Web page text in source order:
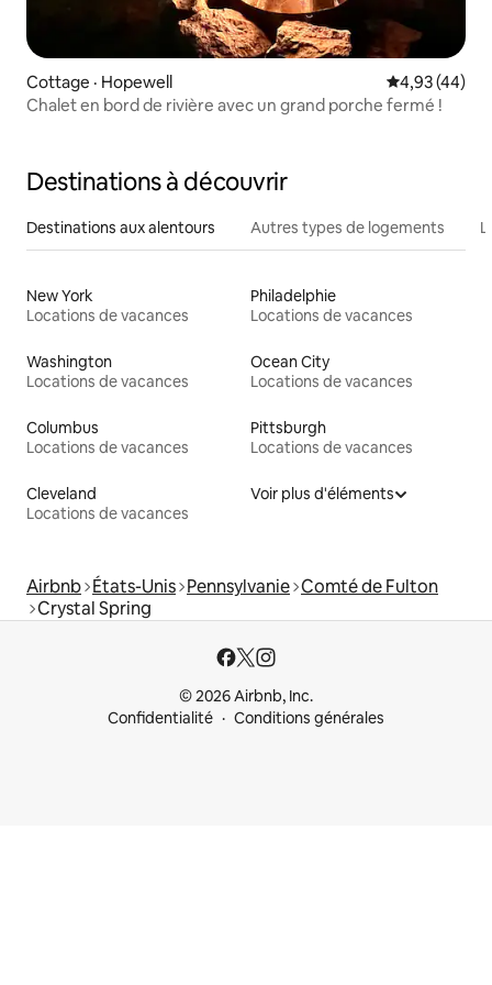
Cottage · Hopewell Note
4,93 (44)
Chalet en bord de rivière avec un grand porche fermé !
Destinations à découvrir
Destinations aux alentours Autres types de logements
New York
Locations de vacances
Philadelphie
Locations de vacances
Washington
Locations de vacances
Ocean City
Locations de vacances
Columbus
Locations de vacances
Pittsburgh
Locations de vacances
Cleveland
Locations de vacances
Voir plus d'éléments
Airbnb États-Unis Pennsylvanie Comté de Fulton
Crystal Spring
© 2026 Airbnb, Inc.
Confidentialité
Conditions générales